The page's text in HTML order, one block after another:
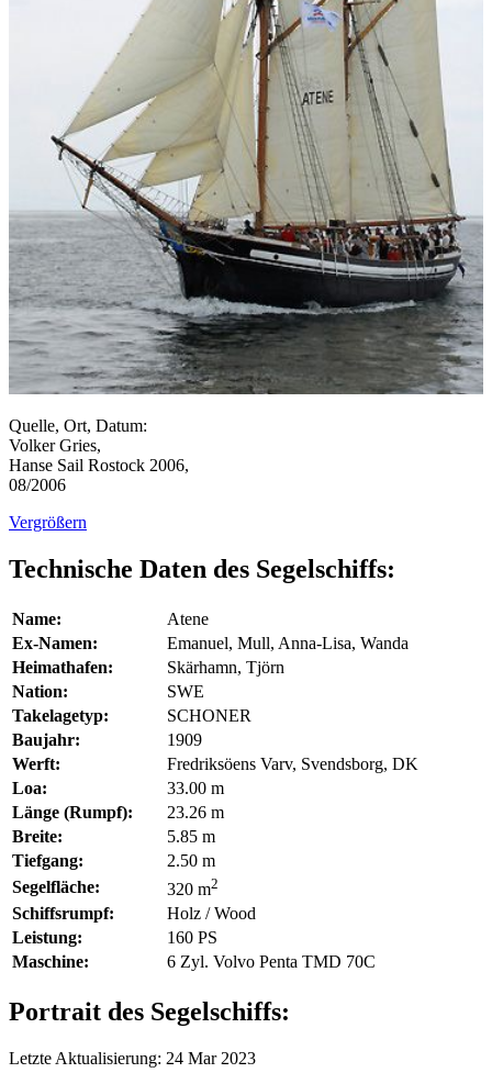
Quelle, Ort, Datum:
Volker Gries,
Hanse Sail Rostock 2006,
08/2006
Vergrößern
Technische Daten des Segelschiffs:
Name:
Atene
Ex-Namen:
Emanuel, Mull, Anna-Lisa, Wanda
Heimathafen:
Skärhamn, Tjörn
Nation:
SWE
Takelagetyp:
SCHONER
Baujahr:
1909
Werft:
Fredriksöens Varv, Svendsborg, DK
Loa:
33.00 m
Länge (Rumpf):
23.26 m
Breite:
5.85 m
Tiefgang:
2.50 m
Segelfläche:
320 m2
Schiffsrumpf:
Holz / Wood
Leistung:
160 PS
Maschine:
6 Zyl. Volvo Penta TMD 70C
Portrait des Segelschiffs:
Letzte Aktualisierung: 24 Mar 2023